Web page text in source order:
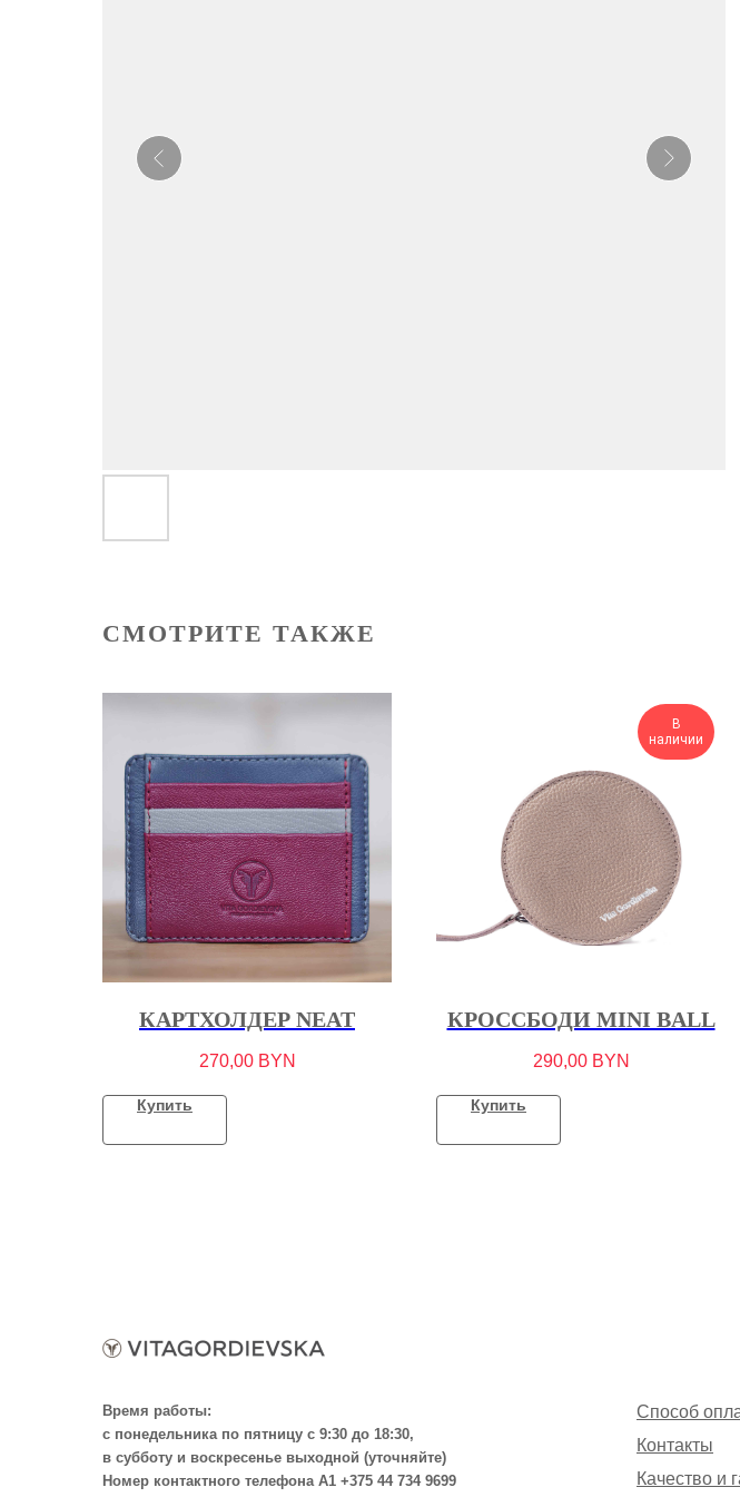
СМОТРИТЕ ТАКЖЕ
КАРТХОЛДЕР NEAT
270,00 BYN
Купить
В
наличии
КРОССБОДИ MINI BALL
290,00 BYN
Купить
Время работы:
с понедельника по пятницу с 9:30 до 18:30,
в субботу и воскресенье выходной (уточняйте)
Номер контактного телефона А1 +375 44 734 9699
Способ
Контакты
Качество и